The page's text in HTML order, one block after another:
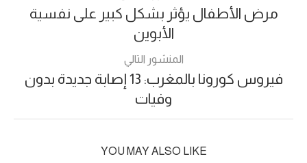
مرض الأطفال يؤثر بشكل كبير على نفسية
الأبوين
المنشور التالي
فيروس كورونا بالمغرب: 13 إصابة جديدة بدون
وفيات
YOU MAY ALSO LIKE